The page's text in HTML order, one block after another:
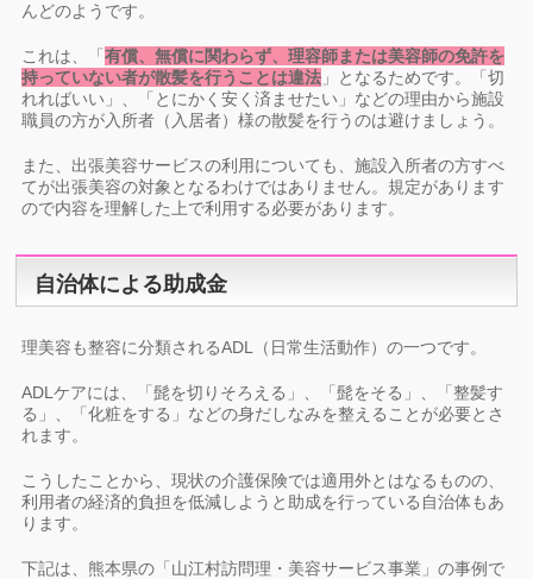
んどのようです。
これは、「有償、無償に関わらず、理容師または美容師の免許を
持っていない者が散髪を行うことは違法 」となるためです。「切
れればいい」、「とにかく安く済ませたい」などの理由から施設
職員の方が入所者（入居者）様の散髪を行うのは避けましょう。
また、出張美容サービスの利用についても、施設入所者の方すべ
てが出張美容の対象となるわけではありません。規定があります
ので内容を理解した上で利用する必要があります。
自治体による助成金
理美容も整容に分類されるADL（日常生活動作）の一つです。
ADLケアには、「髭を切りそろえる」、「髭をそる」、「整髪す
る」、「化粧をする」などの身だしなみを整えることが必要とさ
れます。
こうしたことから、現状の介護保険では適用外とはなるものの、
利用者の経済的負担を低減しようと助成を行っている自治体もあ
ります。
下記は、熊本県の「山江村訪問理・美容サービス事業」の事例で